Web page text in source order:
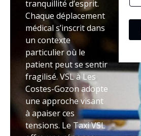
tranquillité d’esprit.
Chaque déplacement
médical s’inscrit dans
un contexte
particulier où le
patient peut se sentir
fragilisé. VSL à Les
Costes-Gozon adopte
une approche visant
à apaiser ces
tensions. Le Taxi VSL